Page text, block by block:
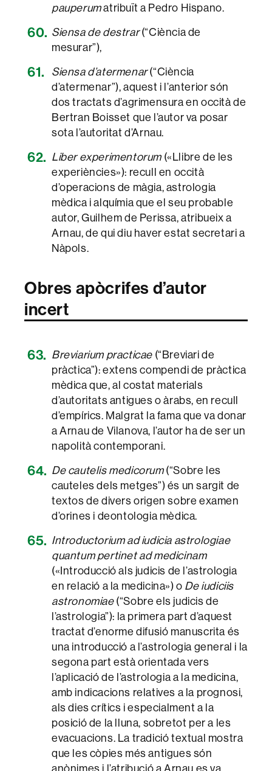
pauperumatribuït a Pedro Hispano.
Siensa de destrar(“Ciència de
mesurar”),
Siensa d’atermenar(“Ciència
d’atermenar”), aquest i l’anterior són
dos tractats d’agrimensura en occità de
Bertran Boisset que l’autor va posar
sota l’autoritat d’Arnau.
Liber experimentorum («Llibre de les
experiències»): recull en occità
d’operacions de màgia, astrologia
mèdica i alquímia que el seu probable
autor, Guilhem de Perissa, atribueix a
Arnau, de qui diu haver estat secretari a
Nàpols.
Obres apòcrifes d’autor
incert
Breviarium practicae (“Breviari de
pràctica”): extens compendi de pràctica
mèdica que, al costat materials
d’autoritats antigues o àrabs, en recull
d’empírics. Malgrat la fama que va donar
a Arnau de Vilanova, l’autor ha de ser un
napolità contemporani.
De cautelis medicorum(“Sobre les
cauteles dels metges”) és un sargit de
textos de divers origen sobre examen
d’orines i deontologia mèdica.
Introductorium ad iudicia astrologiae
quantum pertinet ad medicinam
(«Introducció als judicis de l’astrologia
en relació a la medicina») o De iudiciis
astronomiae(“Sobre els judicis de
l’astrologia”): la primera part d’aquest
tractat d’enorme difusió manuscrita és
una introducció a l’astrologia general i la
segona part està orientada vers
l’aplicació de l’astrologia a la medicina,
amb indicacions relatives a la prognosi,
als dies crítics i especialment a la
posició de la lluna, sobretot per a les
evacuacions. La tradició textual mostra
que les còpies més antigues són